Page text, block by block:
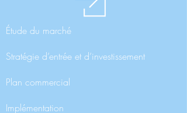
Étude du marché
Stratégie d’entrée et d’investissement
Plan commercial
Implémentation